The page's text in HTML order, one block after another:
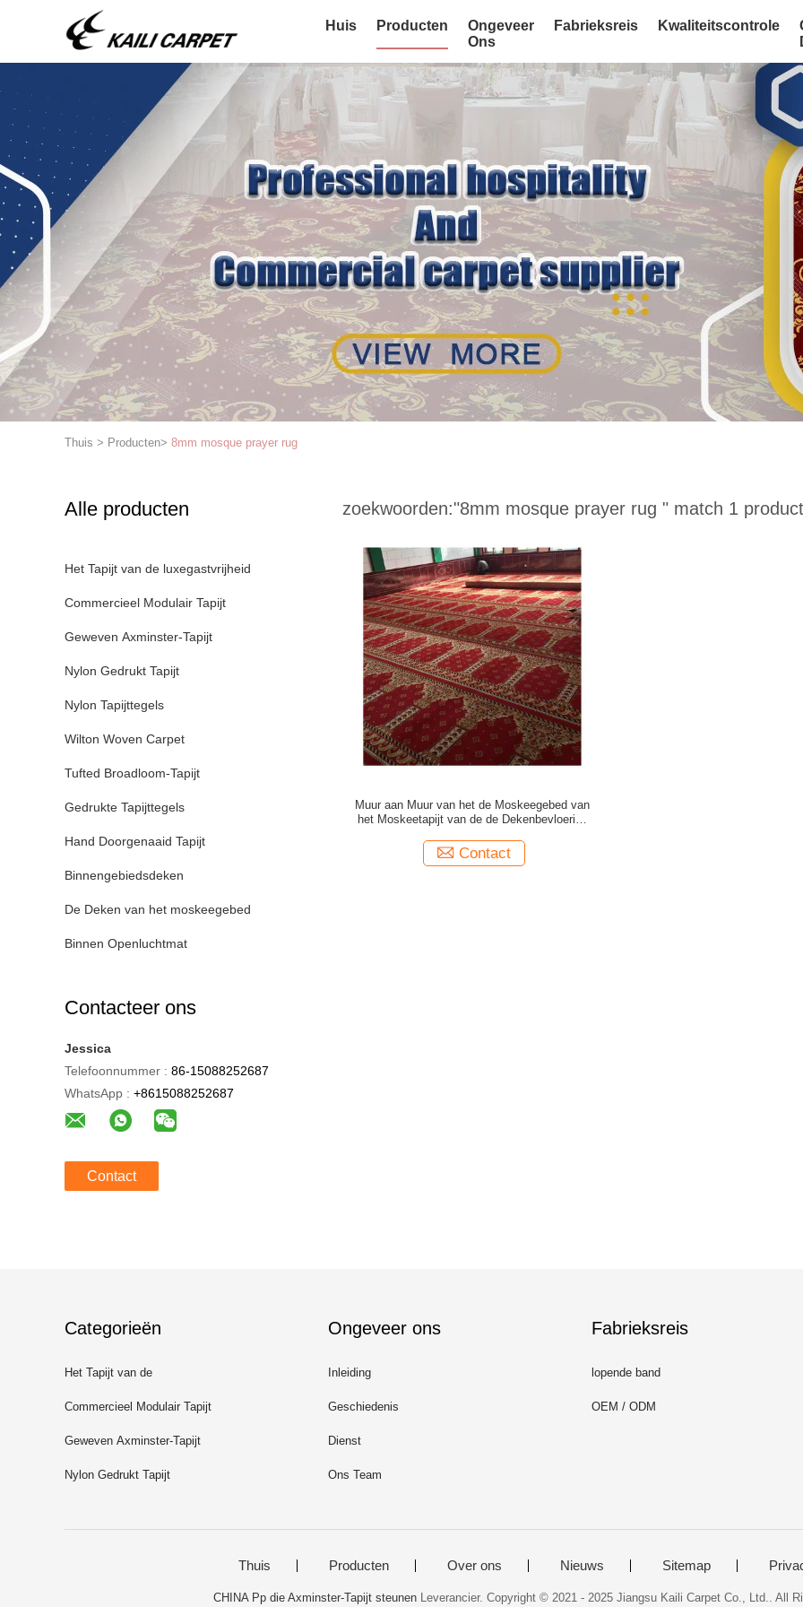
Huis Producten
Ongeveer
Ons
Fabrieksreis Kwaliteitscontrole
Thuis > Producten> 8mm mosque prayer rug
Alle producten
Het Tapijt van de luxegastvrijheid
Commercieel Modulair Tapijt
Geweven Axminster-Tapijt
Nylon Gedrukt Tapijt
Nylon Tapijttegels
Wilton Woven Carpet
Tufted Broadloom-Tapijt
Gedrukte Tapijttegels
Hand Doorgenaaid Tapijt
Binnengebiedsdeken
De Deken van het moskeegebed
Binnen Openluchtmat
Contacteer ons
Jessica
Telefoonnummer : 86-15088252687
WhatsApp : +8615088252687
Contact
zoekwoorden:"8mm mosque prayer rug " match 1
Muur aan Muur van het de Moskeegebed van
het Moskeetapijt van de de Dekenbevloering
Contact
Categorieën
Het Tapijt van de
luxegastvrijheid
Commercieel Modulair Tapijt
Geweven Axminster-Tapijt
Nylon Gedrukt Tapijt
Ongeveer ons
Inleiding
Geschiedenis
Dienst
Ons Team
Fabrieksreis
lopende band
OEM / ODM
Thuis Producten Over ons Nieuws Sitemap
CHINA Pp die Axminster-Tapijt steunenLeverancier. Copyright © 2021 - 2025 Jiangsu Kaili Carpet Co., Ltd.. All